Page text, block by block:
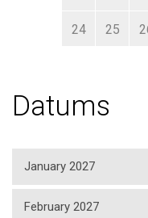
24 25
Datums
January 2027
February 2027